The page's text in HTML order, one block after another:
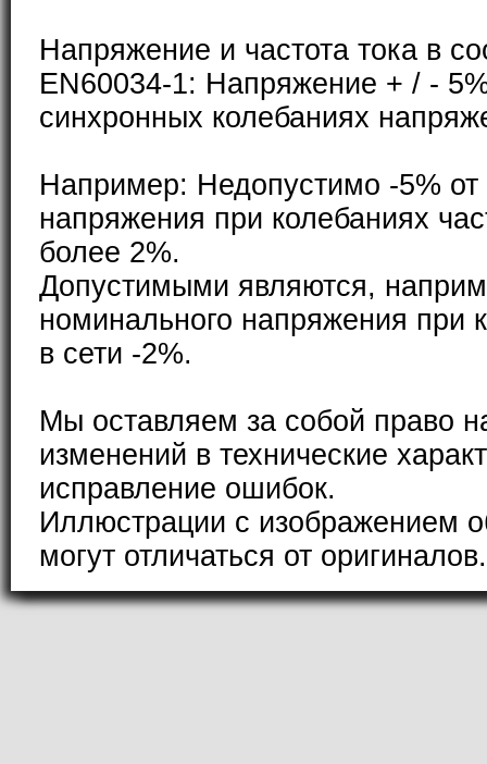
Напряжение и частота тока в
EN60034-1: Напряжение + / -
синхронных колебаниях
Например: Недопустимо -5% от
напряжения при колебаниях
более 2%.
Допустимыми являются,
номинального напряжения при
в сети -2%.
Мы оставляем за собой право
изменений в технические
исправление ошибок.
Иллюстрации с изображением
могут отличаться от оригиналов.